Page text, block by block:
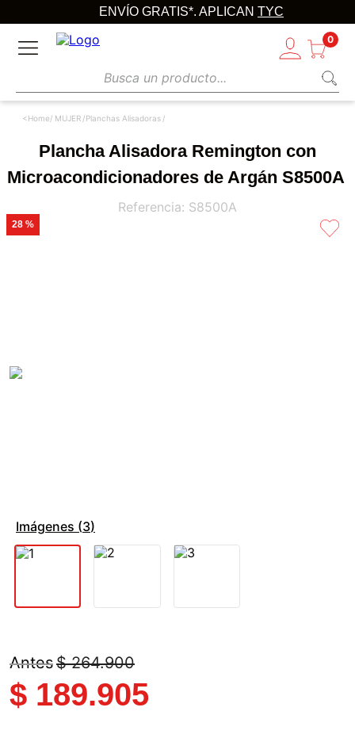
ENVÍO GRATIS*. APLICAN TYC
0
MUJER Planchas Alisadoras
Plancha Alisadora Remington con
Microacondicionadores de Argán S8500A
Referencia: S8500A
28 %
Imágenes (3)
$ 264.900
$ 189.905